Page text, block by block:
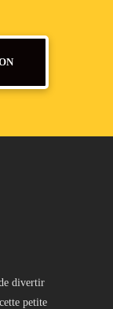
divertir
petite